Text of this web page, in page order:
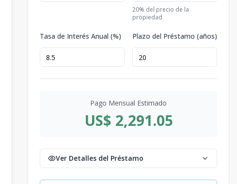
20% del precio de la
propiedad
Tasa de Interés Anual (%) Plazo del Préstamo (años)
Pago Mensual Estimado
US$ 2,291.05
Ver Detalles del Préstamo